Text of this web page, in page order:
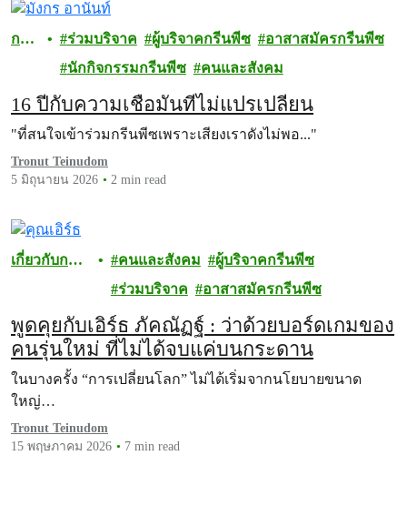
กรี
ร่วมบริจาค ผู้บริจาคกรีนพีซ
อาสาสมัครกรีนพีซ
นักกิจกรรมกรีนพีซ
คนและสังคม
16 ปีกับความเชื่อมั่นที่ไม่แปรเปลี่ยน
"ที่สนใจเข้าร่วมกรีนพีซเพราะเสียงเราดังไม่พอ..."
Tronut Teinudom
5 มิถุนายน 2026
2 min read
เกี่ยวกับการ
คนและสังคม
ผู้บริจาคกรีนพีซ
ร่วมบริจาค
อาสาสมัครกรีนพีซ
พูดคุยกับเอิร์ธ ภัคณัฏฐ์ : ว่าด้วยบอร์ดเกมของ
คนรุ่นใหม่ ที่ไม่ได้จบแค่บนกระดาน
ในบางครั้ง “การเปลี่ยนโลก” ไม่ได้เริ่มจากนโยบายขนาด
ใหญ่…
Tronut Teinudom
15 พฤษภาคม 2026
7 min read